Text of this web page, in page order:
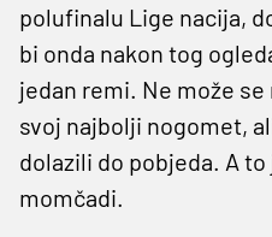
polufinalu Lige nacija,
bi onda nakon tog
jedan remi. Ne može
svoj najbolji nogomet,
dolazili do pobjeda. A
momčadi.